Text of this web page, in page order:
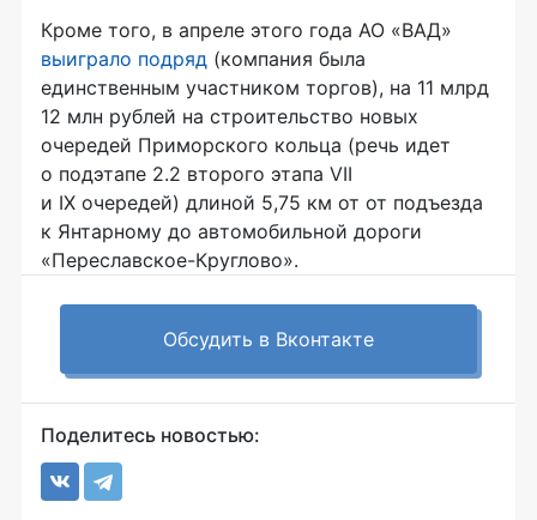
Кроме того, в апреле этого года АО «ВАД»
выиграло подряд (компания была
единственным участником торгов), на 11 млрд
12 млн рублей на строительство новых
очередей Приморского кольца (речь идет
о подэтапе 2.2 второго этапа VII
и IX очередей) длиной 5,75 км от от подъезда
к Янтарному до автомобильной дороги
«Переславское-Круглово».
Обсудить в Вконтакте
Поделитесь новостью: